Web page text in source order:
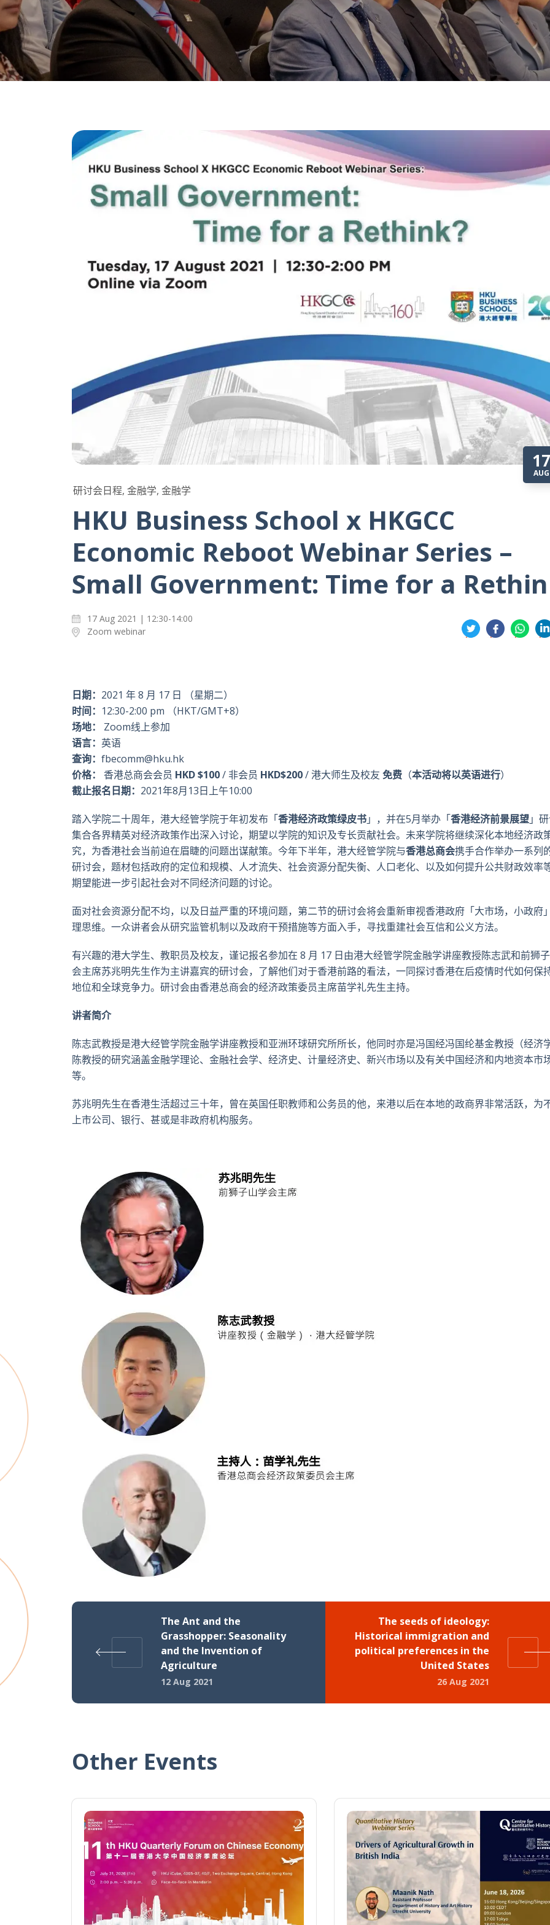
17
AUG
研讨会日程, 金融学, 金融学
HKU Business School x HKGCC
Economic Reboot Webinar Series –
Small Government: Time for a
17 Aug 2021 | 12:30-14:00
Zoom webinar
分
享
享
享
享
日期： 2021 年8 月 17 日 （星期二）
时间： 12:30-2:00 pm （HKT/GMT+8）
场地：
Zoom线上参加
语言： 英语
查询： fbecomm@hku.hk
价格：
香港总商会会员 HKD $100/ 非会员 HKD$200/ 港大师生及校友 免费 （本活动将以英语进行）
截止报名日期： 2021年8月13日上午10:00
踏入学院二十周年，港大经管学院于年初发布「香港经济政策绿皮书」，并在5月举办「香港经济前景展望」
集合各界精英对经济政策作出深入讨论，期望以学院的知识及专长贡献社会。未来学院将继续深化本地经济政
究，为香港社会当前迫在眉睫的问题出谋献策。今年下半年，港大经管学院与香港总商会携手合作举办一系列
研讨会，题材包括政府的定位和规模、人才流失、社会资源分配失衡、人口老化、以及如何提升公共财政效率
期望能进一步引起社会对不同经济问题的讨论。
面对社会资源分配不均，以及日益严重的环境问题，第二节的研讨会将会重新审视香港政府「大市场，小政府
理思维。一众讲者会从研究监管机制以及政府干预措施等方面入手，寻找重建社会互信和公义方法。
有兴趣的港大学生、教职员及校友，谨记报名参加在 8 月 17 日由港大经管学院金融学讲座教授陈志武和前狮
会主席苏兆明先生作为主讲嘉宾的研讨会，了解他们对于香港前路的看法，一同探讨香港在后疫情时代如何保
地位和全球竞争力。研讨会由香港总商会的经济政策委员主席苗学礼先生主持。
讲者简介
陈志武教授是港大经管学院金融学讲座教授和亚洲环球研究所所长，他同时亦是冯国经冯国纶基金教授（经济
陈教授的研究涵盖金融学理论、金融社会学、经济史、计量经济史、新兴市场以及有关中国经济和内地资本市
等。
苏兆明先生在香港生活超过三十年，曾在英国任职教师和公务员的他，来港以后在本地的政商界非常活跃，为
上市公司、银行、甚或是非政府机构服务。
The Ant and the
Grasshopper: Seasonality
and the Invention of
Agriculture
12 Aug 2021
The seeds of ideology:
Historical immigration and
political preferences in the
United States
26 Aug 2021
Other Events
About Speaker
苗学礼先生
香港总商会经济政策委员主席